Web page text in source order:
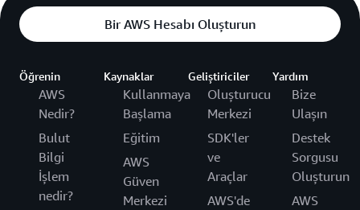
Bir AWS Hesabı Oluşturun
Öğrenin
AWS
Nedir?
Bulut
Bilgi
İşlem
nedir?
Kaynaklar
Kullanmaya
Başlama
Eğitim
AWS
Güven
Merkezi
Geliştiriciler
Oluşturucu
Merkezi
SDK'ler
ve
Araçlar
AWS'de
Yardım
Bize
Ulaşın
Destek
Sorgusu
Oluşturun
AWS